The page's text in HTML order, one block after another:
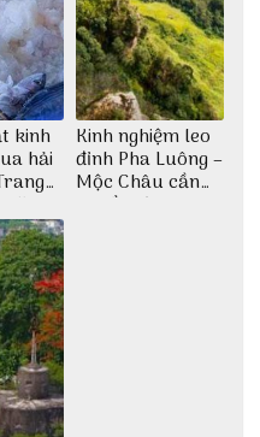
kinh
hải
Kinh nghiệm leo
đỉnh Pha Luông –
Mộc Châu cần
chuẩn bị những